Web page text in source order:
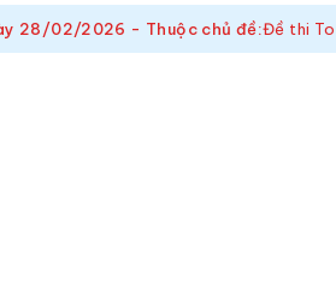
28/02/2026 - Thuộc chủ đề:Đề thi